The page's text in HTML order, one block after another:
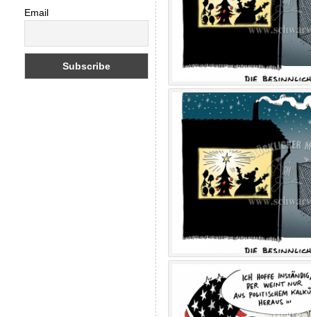
Email